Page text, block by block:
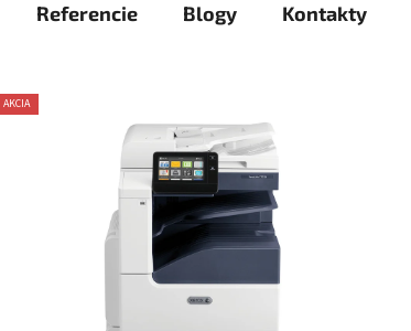
Referencie Blogy Kontakty
AKCIA